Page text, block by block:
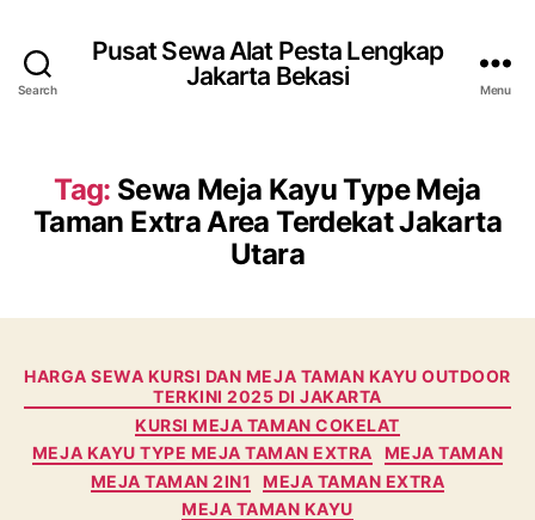
Search
Pusat Sewa Alat Pesta Lengkap
Jakarta Bekasi
Menu
Tag: Sewa Meja Kayu Type Meja
Taman Extra Area Terdekat Jakarta
Utara
Categories
HARGA SEWA KURSI DAN MEJA TAMAN KAYU OUTDOOR
TERKINI 2025 DI JAKARTA
KURSI MEJA TAMAN COKELAT
MEJA KAYU TYPE MEJA TAMAN EXTRA
MEJA TAMAN
MEJA TAMAN 2IN1
MEJA TAMAN EXTRA
MEJA TAMAN KAYU